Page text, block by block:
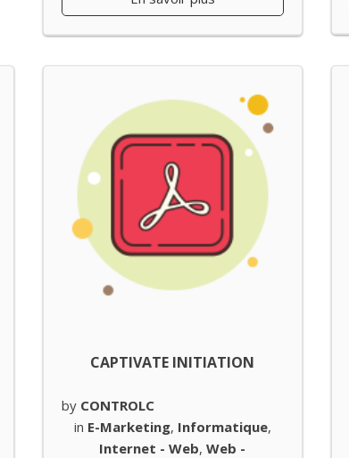
CAPTIVATE INITIATION
by CONTROLC
in E-Marketing, Informatique,
Internet - Web,Web -